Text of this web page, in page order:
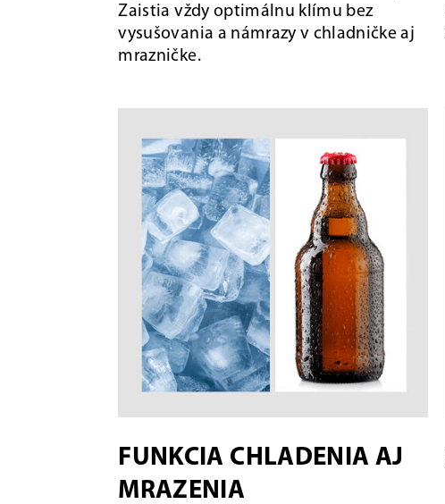
Zaistia vždy optimálnu klímu bez
vysušovania a námrazy v chladničke aj
mrazničke.
FUNKCIA CHLADENIA AJ
MRAZENIA